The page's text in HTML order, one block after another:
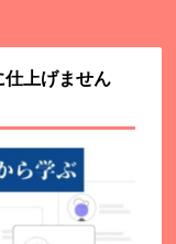
仕上げません